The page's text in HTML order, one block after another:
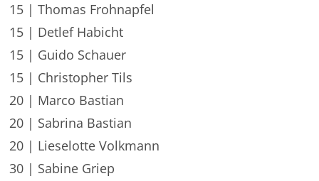
15 | Thomas Frohnapfel
15 | Detlef Habicht
15 | Guido Schauer
15 | Christopher Tils
20 | Marco Bastian
20 | Sabrina Bastian
20 | Lieselotte Volkmann
30 | Sabine Griep